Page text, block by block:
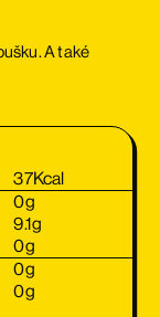
A také
37Kcal
0g
9.1g
0g
0g
0g